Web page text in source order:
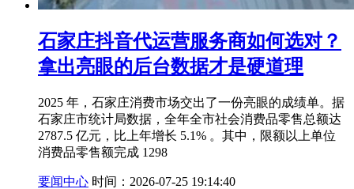
石家庄抖音代运营服务商如何选对？
拿出亮眼的后台数据才是硬道理
2025 年，石家庄消费市场交出了一份亮眼的成绩单。据
石家庄市统计局数据，全年全市社会消费品零售总额达
2787.5 亿元，比上年增长 5.1% 。其中，限额以上单位
消费品零售额完成 1298
要闻中心 时间：2026-07-25 19:14:40